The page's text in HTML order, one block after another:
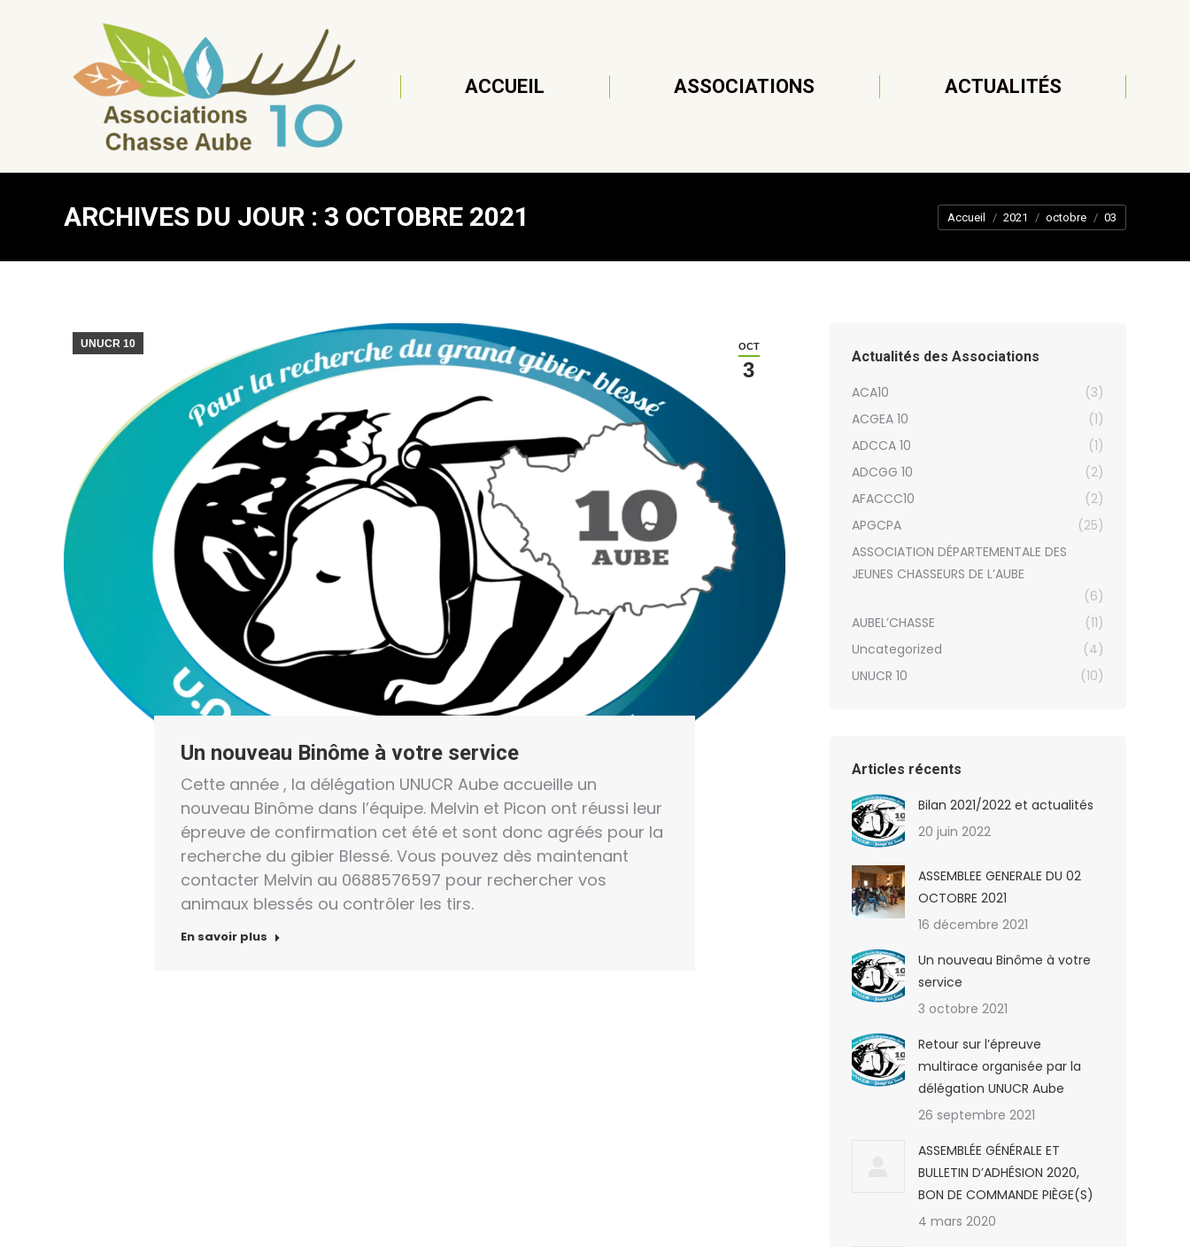
ACCUEIL ASSOCIATIONS ACTUALITÉS
ARCHIVES DU JOUR : 3 OCTOBRE 2021 Vous êtes ici :
Accueil 2021 octobre 03
OCT
3
UNUCR 10
Un nouveau Binôme à votre service
Cette année , la délégation UNUCR Aube accueille un
nouveau Binôme dans l’équipe. Melvin et Picon ont réussi leur
épreuve de confirmation cet été et sont donc agréés pour la
recherche du gibier Blessé. Vous pouvez dès maintenant
contacter Melvin au 0688576597 pour rechercher vos
animaux blessés ou contrôler les tirs.
En savoir plus
Actualités des Associations
ACA10
(3)
ACGEA 10
(1)
ADCCA 10
(1)
ADCGG 10
(2)
AFACCC10
(2)
APGCPA
(25)
ASSOCIATION DÉPARTEMENTALE DES
JEUNES CHASSEURS DE L’AUBE
(6)
AUBEL’CHASSE
(11)
Uncategorized
(4)
UNUCR 10
(10)
Articles récents
Bilan 2021/2022 et actualités
20 juin 2022
ASSEMBLEE GENERALE DU 02
OCTOBRE 2021
16 décembre 2021
Un nouveau Binôme à votre
service
3 octobre 2021
Retour sur l’épreuve
multirace organisée par la
délégation UNUCR Aube
26 septembre 2021
ASSEMBLÉE GÉNÉRALE ET
BULLETIN D’ADHÉSION 2020,
BON DE COMMANDE PIÈGE(S)
4 mars 2020